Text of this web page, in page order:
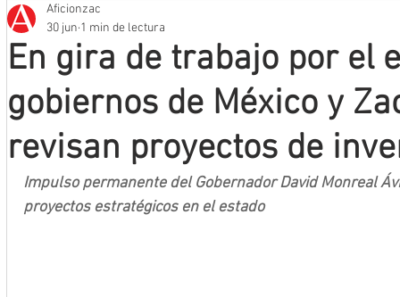
Que no se olvide
Mineros LNBP
En gira de trabajo por el
gobiernos de México y
revisan proyectos de
Aficionzac
30 jun 1 min de lectura
Impulso permanente del Gobernador David Monreal
proyectos estratégicos en el estado